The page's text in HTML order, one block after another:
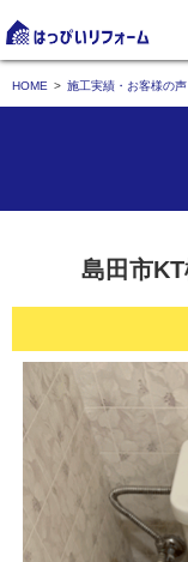
HOME 施工実績・お客様の声
島田市